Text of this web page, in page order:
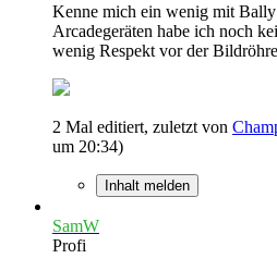
Kenne mich ein wenig mit
Arcadegeräten habe ich noch
wenig Respekt vor der
2 Mal editiert, zuletzt von
um 20:34)
Inhalt melden
SamW
Profi